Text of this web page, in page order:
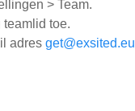
> Team.
teamlid toe.
adres get@exsited.eu